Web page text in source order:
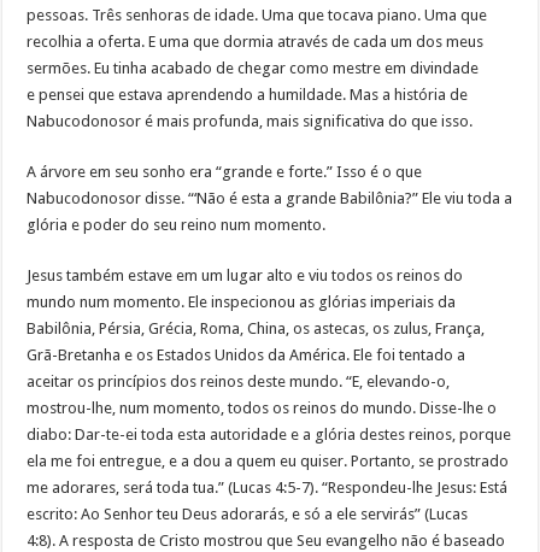
pessoas. Três senhoras de idade. Uma que tocava piano. Uma que
recolhia a oferta. E uma que dormia através de cada um dos meus
sermões. Eu tinha acabado de chegar como mestre em divindade
e pensei que estava aprendendo a humildade. Mas a história de
Nabucodonosor é mais profunda, mais significativa do que isso.
A árvore em seu sonho era “grande e forte.” Isso é o que
Nabucodonosor disse. “‘Não é esta a grande Babilônia?” Ele viu toda a
glória e poder do seu reino num momento.
Jesus também estave em um lugar alto e viu todos os reinos do
mundo num momento. Ele inspecionou as glórias imperiais da
Babilônia, Pérsia, Grécia, Roma, China, os astecas, os zulus, França,
Grã-Bretanha e os Estados Unidos da América. Ele foi tentado a
aceitar os princípios dos reinos deste mundo. “E, elevando-o,
mostrou-lhe, num momento, todos os reinos do mundo. Disse-lhe o
diabo: Dar-te-ei toda esta autoridade e a glória destes reinos, porque
ela me foi entregue, e a dou a quem eu quiser. Portanto, se prostrado
me adorares, será toda tua.” (Lucas 4:5-7). “Respondeu-lhe Jesus: Está
escrito: Ao Senhor teu Deus adorarás, e só a ele servirás” (Lucas
4:8). A resposta de Cristo mostrou que Seu evangelho não é baseado